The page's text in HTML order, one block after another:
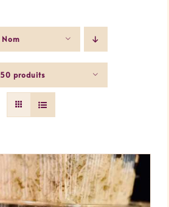
Nom
50 produits